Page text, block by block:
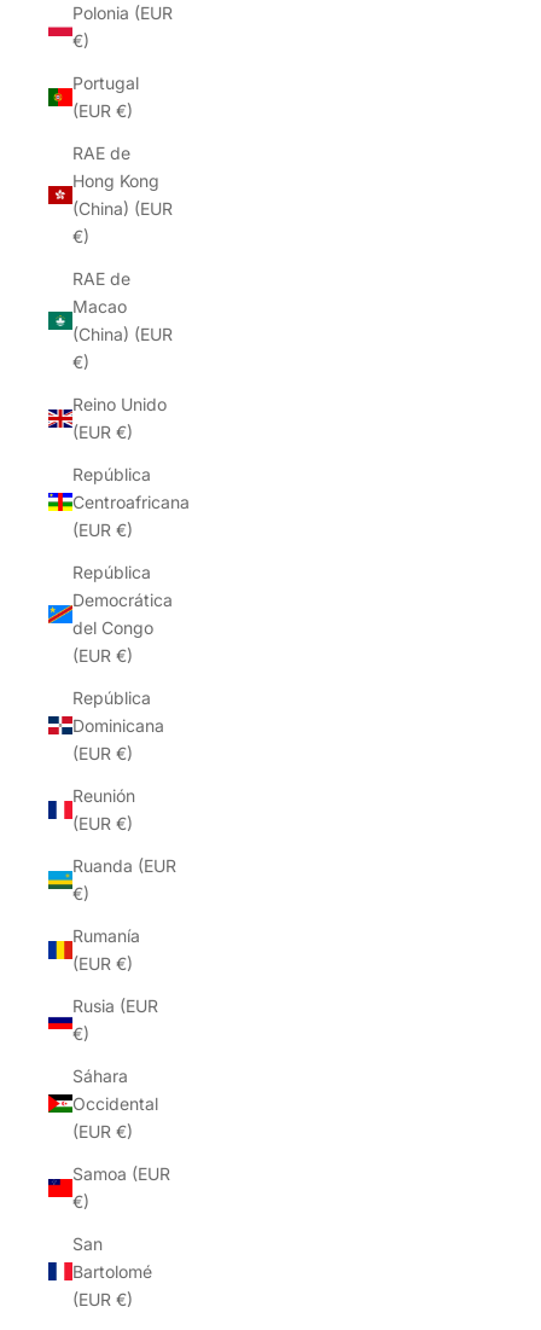
Polonia (EUR
€)
Portugal
(EUR €)
RAE de
Hong Kong
(China) (EUR
€)
RAE de
Macao
(China) (EUR
€)
Reino Unido
(EUR €)
República
Centroafricana
(EUR €)
República
Democrática
del Congo
(EUR €)
República
Dominicana
(EUR €)
Reunión
(EUR €)
Ruanda (EUR
€)
Rumanía
(EUR €)
Rusia (EUR
€)
Sáhara
Occidental
(EUR €)
Samoa (EUR
€)
San
Bartolomé
(EUR €)